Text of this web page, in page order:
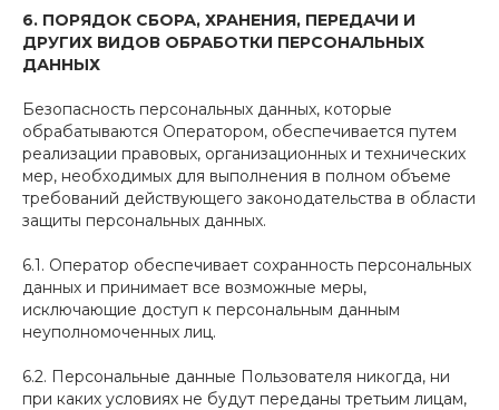
6. ПОРЯДОК СБОРА, ХРАНЕНИЯ, ПЕРЕДАЧИ И
ДРУГИХ ВИДОВ ОБРАБОТКИ ПЕРСОНАЛЬНЫХ
ДАННЫХ
Безопасность персональных данных, которые
обрабатываются Оператором, обеспечивается путем
реализации правовых, организационных и технических
мер, необходимых для выполнения в полном объеме
требований действующего законодательства в области
защиты персональных данных.
6.1. Оператор обеспечивает сохранность персональных
данных и принимает все возможные меры,
исключающие доступ к персональным данным
неуполномоченных лиц.
6.2. Персональные данные Пользователя никогда, ни
при каких условиях не будут переданы третьим лицам,